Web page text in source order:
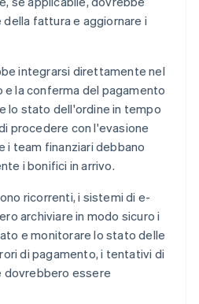
fattura e aggiornare i
integrarsi direttamente nel
la conferma del pagamento
lo stato dell'ordine in tempo
procedere con l'evasione
i team finanziari debbano
i bonifici in arrivo.
ricorrenti, i sistemi di e-
archiviare in modo sicuro i
e monitorare lo stato delle
di pagamento, i tentativi di
dovrebbero essere